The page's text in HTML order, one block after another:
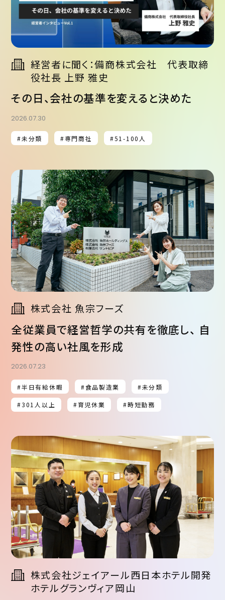
経営者に聞く：備商株式会社 代表取締
役社長 上野 雅史
その日、会社の基準を変えると決めた
2026.07.30
#未分類 #専門商社 #51-100人
株式会社 魚宗フーズ
全従業員で経営哲学の共有を徹底し、 自
発性の高い社風を形成
2026.07.23
#半日有給休暇 #食品製造業 #未分類
#301人以上 #育児休業 #時短勤務
株式会社ジェイアール西日本ホテル開発
ホテルグランヴィア岡山